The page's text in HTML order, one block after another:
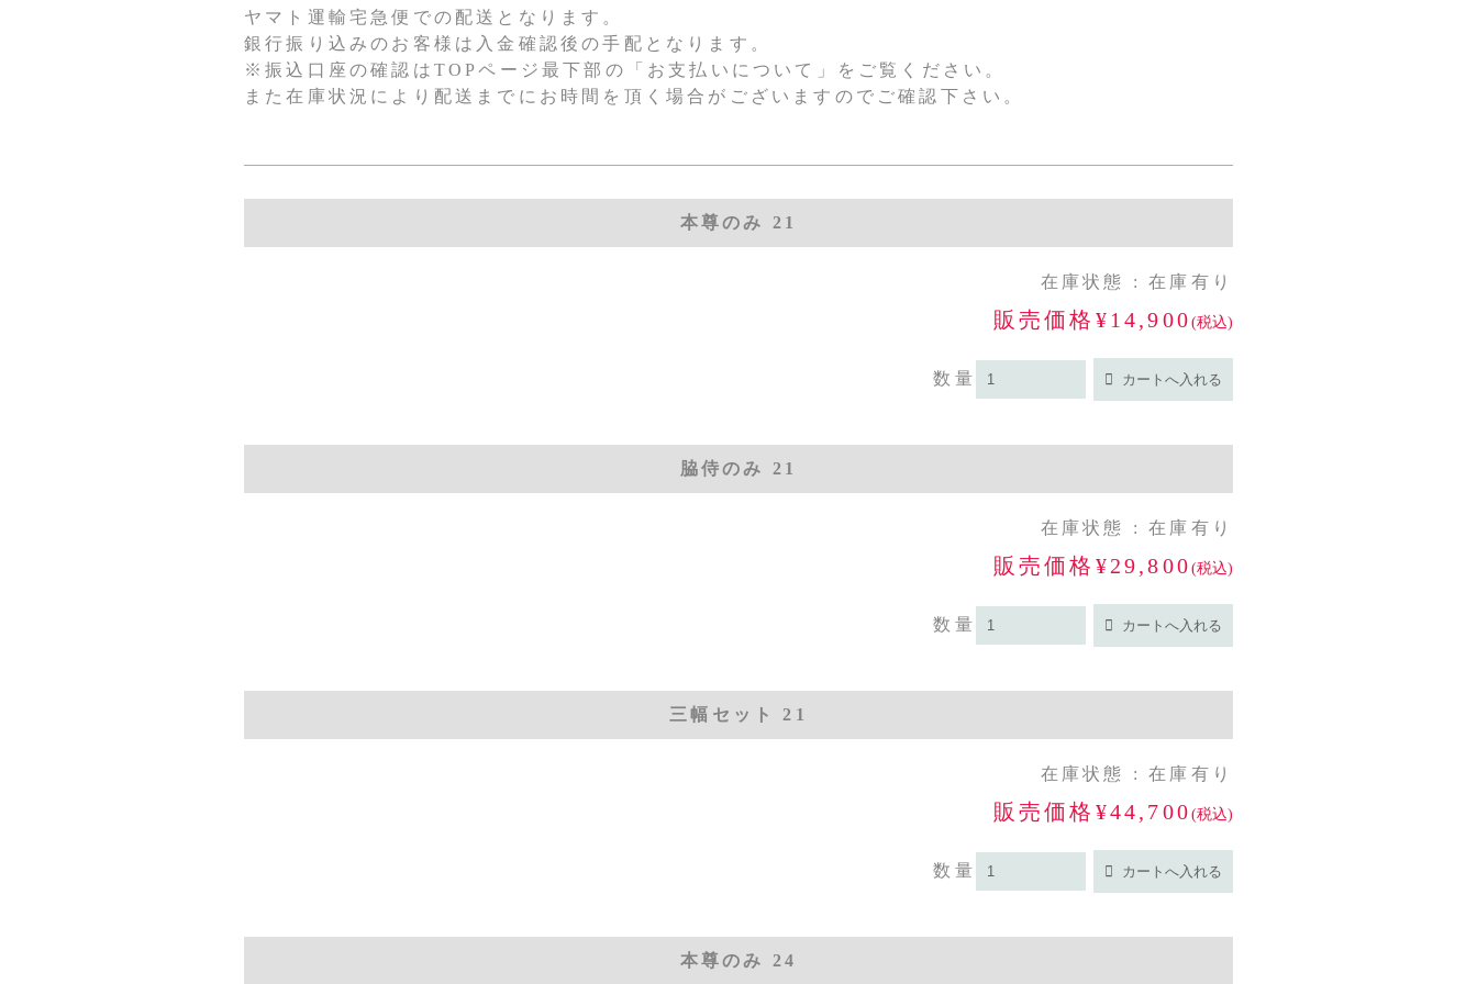
ヤマト運輸宅急便での配送となります。
銀行振り込みのお客様は入金確認後の手配となります。
※振込口座の確認はTOPページ最下部の「お支払いについて」をご覧ください。
また在庫状況により配送までにお時間を頂く場合がございますのでご確認下さい。
本尊のみ 21
在庫状態 : 在庫有り
販売価格¥14,900 (税込)
数量
脇侍のみ 21
在庫状態 : 在庫有り
販売価格¥29,800 (税込)
数量
三幅セット 21
在庫状態 : 在庫有り
販売価格¥44,700 (税込)
数量
本尊のみ 24